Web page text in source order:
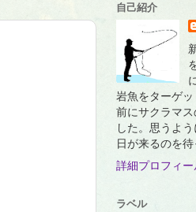
自己紹介
岩魚をターゲ
前にサクラマ
した。思うよ
日が来るのを待
詳細プロフィ
ラベル